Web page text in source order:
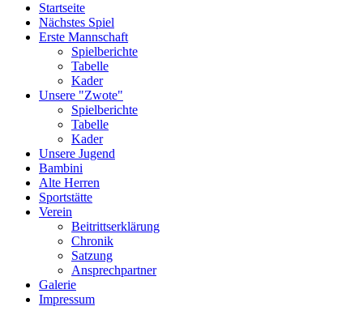
Startseite
Nächstes Spiel
Erste Mannschaft
Spielberichte
Tabelle
Kader
Unsere "Zwote"
Spielberichte
Tabelle
Kader
Unsere Jugend
Bambini
Alte Herren
Sportstätte
Verein
Beitrittserklärung
Chronik
Satzung
Ansprechpartner
Galerie
Impressum